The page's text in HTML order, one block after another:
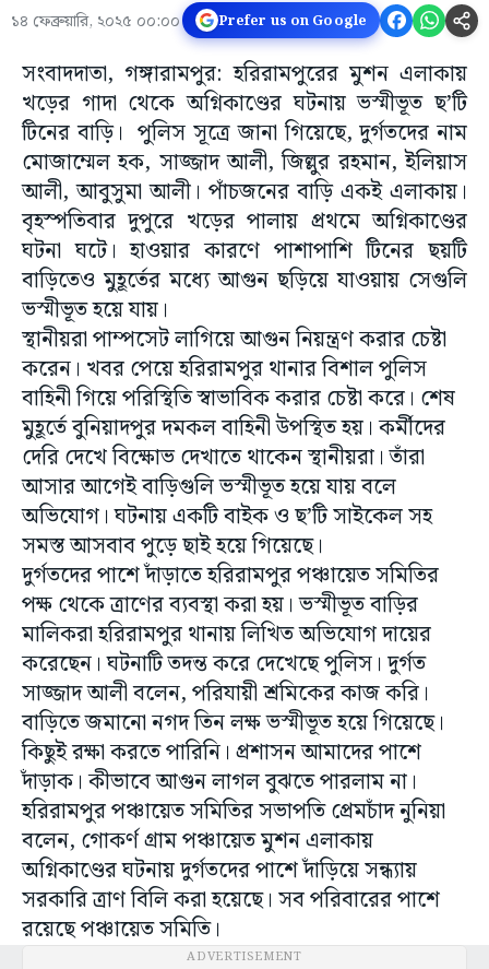
১৪ ফেব্রুয়ারি, ২০২৫ ০০:০০ Prefer us on Google
সংবাদদাতা, গঙ্গারামপুর: হরিরামপুরের মুশন এলাকায়
খড়ের গাদা থেকে অগ্নিকাণ্ডের ঘটনায় ভস্মীভূত ছ’টি
টিনের বাড়ি। পুলিস সূত্রে জানা গিয়েছে, দুর্গতদের নাম
মোজাম্মেল হক, সাজ্জাদ আলী, জিল্লুর রহমান, ইলিয়াস
আলী, আবুসুমা আলী। পাঁচজনের বাড়ি একই এলাকায়।
বৃহস্পতিবার দুপুরে খড়ের পালায় প্রথমে অগ্নিকাণ্ডের
ঘটনা ঘটে। হাওয়ার কারণে পাশাপাশি টিনের ছয়টি
বাড়িতেও মুহূর্তের মধ্যে আগুন ছড়িয়ে যাওয়ায় সেগুলি
ভস্মীভূত হয়ে যায়।
স্থানীয়রা পাম্পসেট লাগিয়ে আগুন নিয়ন্ত্রণ করার চেষ্টা
করেন। খবর পেয়ে হরিরামপুর থানার বিশাল পুলিস
বাহিনী গিয়ে পরিস্থিতি স্বাভাবিক করার চেষ্টা করে। শেষ
মুহূর্তে বুনিয়াদপুর দমকল বাহিনী উপস্থিত হয়। কর্মীদের
দেরি দেখে বিক্ষোভ দেখাতে থাকেন স্থানীয়রা। তাঁরা
আসার আগেই বাড়িগুলি ভস্মীভূত হয়ে যায় বলে
অভিযোগ। ঘটনায় একটি বাইক ও ছ’টি সাইকেল সহ
সমস্ত আসবাব পুড়ে ছাই হয়ে গিয়েছে।
দুর্গতদের পাশে দাঁড়াতে হরিরামপুর পঞ্চায়েত সমিতির
পক্ষ থেকে ত্রাণের ব্যবস্থা করা হয়। ভস্মীভূত বাড়ির
মালিকরা হরিরামপুর থানায় লিখিত অভিযোগ দায়ের
করেছেন। ঘটনাটি তদন্ত করে দেখেছে পুলিস। দুর্গত
সাজ্জাদ আলী বলেন, পরিযায়ী শ্রমিকের কাজ করি।
বাড়িতে জমানো নগদ তিন লক্ষ ভস্মীভূত হয়ে গিয়েছে।
কিছুই রক্ষা করতে পারিনি। প্রশাসন আমাদের পাশে
দাঁড়াক। কীভাবে আগুন লাগল বুঝতে পারলাম না।
হরিরামপুর পঞ্চায়েত সমিতির সভাপতি প্রেমচাঁদ নুনিয়া
বলেন, গোকর্ণ গ্রাম পঞ্চায়েত মুশন এলাকায়
অগ্নিকাণ্ডের ঘটনায় দুর্গতদের পাশে দাঁড়িয়ে সন্ধ্যায়
সরকারি ত্রাণ বিলি করা হয়েছে। সব পরিবারের পাশে
রয়েছে পঞ্চায়েত সমিতি।
ADVERTISEMENT